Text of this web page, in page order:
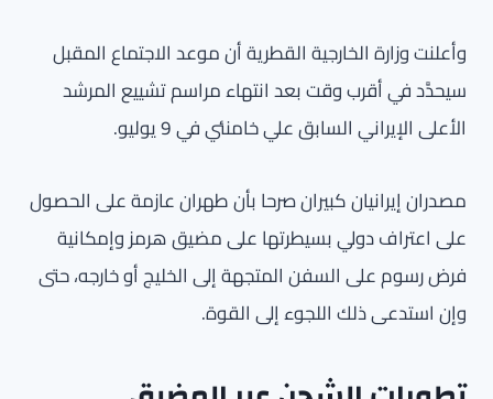
وأعلنت وزارة الخارجية القطرية أن موعد الاجتماع المقبل
سيحدَّد في أقرب وقت بعد انتهاء مراسم تشييع المرشد
الأعلى الإيراني السابق علي خامنئي في 9 يوليو.
مصدران إيرانيان كبيران صرحا بأن طهران عازمة على الحصول
على اعتراف دولي بسيطرتها على مضيق هرمز وإمكانية
فرض رسوم على السفن المتجهة إلى الخليج أو خارجه، حتى
وإن استدعى ذلك اللجوء إلى القوة.